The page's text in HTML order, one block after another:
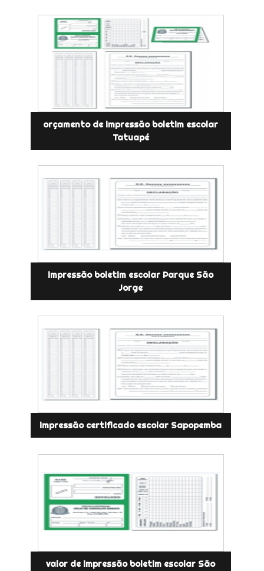
orçamento de impressão boletim escolar
Tatuapé
impressão boletim escolar Parque São
Jorge
impressão certificado escolar Sapopemba
valor de impressão boletim escolar São